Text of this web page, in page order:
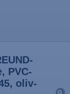
PVC-
oliv-